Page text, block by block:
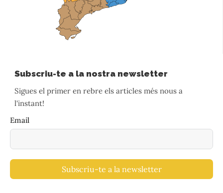
Subscriu-te a la nostra newsletter
Sigues el primer en rebre els articles més nous a
l'instant!
Email
Subscriu-te a la newsletter